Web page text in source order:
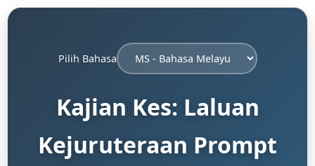
Pilih Bahasa
Kajian Kes: Laluan
Kejuruteraan Prompt